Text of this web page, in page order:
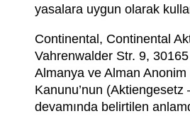
yasalara uygun olarak
Continental, Continental
Vahrenwalder Str. 9,
Almanya ve Alman
Kanunu’nun (Aktiengesetz
devamında belirtilen